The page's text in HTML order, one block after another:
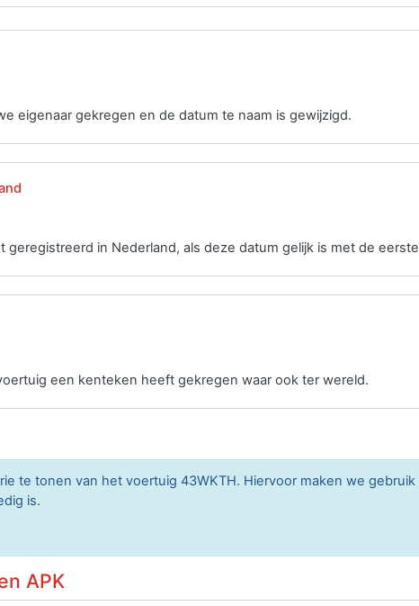
eigenaar gekregen en de datum te naam is gewijzigd.
geregistreerd in Nederland, als deze datum gelijk is met de
een kenteken heeft gekregen waar ook ter wereld.
te tonen van het voertuig 43WKTH. Hiervoor maken we
is.
APK